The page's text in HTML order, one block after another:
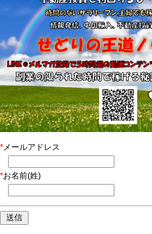
* メールアドレス
*お名前(姓)